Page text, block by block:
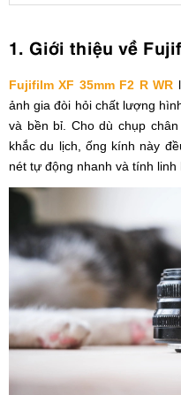
1. Giới thiệu về
Fujifilm XF 35mm F2 R WR
ảnh gia đòi hỏi chất lượng
và bền bỉ. Cho dù chụp
khắc du lịch, ống kính này
nét tự động nhanh và tính linh